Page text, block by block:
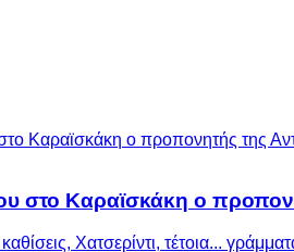
στο Καραϊσκάκη ο